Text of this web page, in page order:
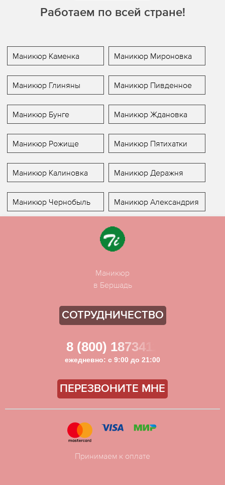
Работаем по всей стране!
Маникюр Каменка Маникюр Мироновка
Маникюр Глиняны Маникюр Пивденное
Маникюр Бунге Маникюр Ждановка
Маникюр Рожище Маникюр Пятихатки
Маникюр Калиновка Маникюр Деражня
Маникюр Чернобыль Маникюр Александрия
Маникюр
в Бершадь
СОТРУДНИЧЕСТВО
8 (800) 1873411
ежедневно: с 9:00 до 21:00
ПЕРЕЗВОНИТЕ МНЕ
Принимаем к оплате